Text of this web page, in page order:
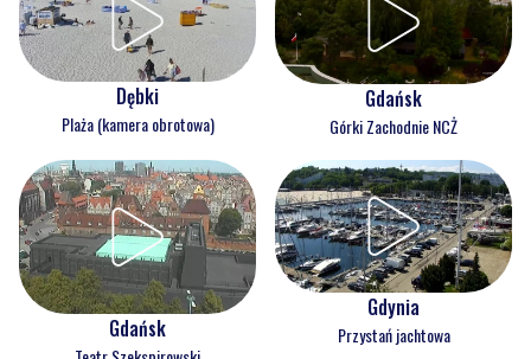
Dębki
Plaża (kamera obrotowa)
Gdańsk
Górki Zachodnie NCŻ
Gdańsk
Gdynia
Przystań jachtowa